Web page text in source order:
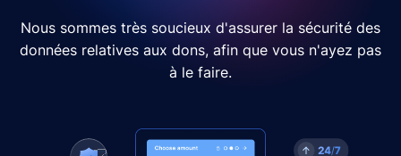
Nous sommes très soucieux d'assurer la sécurité des
données relatives aux dons, afin que vous n'ayez pas
à le faire.